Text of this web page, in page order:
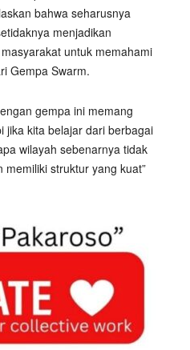
bahwa seharusnya
menjadikan
untuk memahami
Gempa Swarm.
gempa ini memang
jika kita belajar dari berbagai
wilayah sebenarnya tidak
struktur yang kuat”